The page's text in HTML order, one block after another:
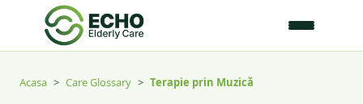
Acasa > Care Glossary > Terapie prin Muzică